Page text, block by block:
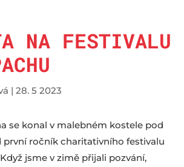
NA FESTIVALU
| 28. 5 2023
se konal v malebném kostele pod
první ročník charitativního festivalu
jsme v zimě přijali pozvání,